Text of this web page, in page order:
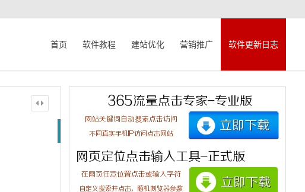
首页 软件教程 建站优化 营销推广 软件更新日志